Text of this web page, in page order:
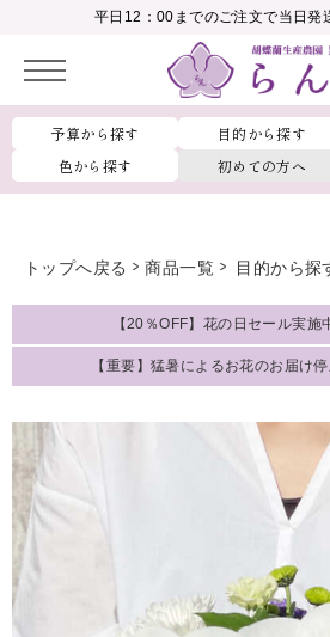
平日12：00までのご注文で当日発
予算から探す 目的から探す
色から探す
初めての方へ
会員ランク：
トップへ戻る 商品一覧 目的から探
【20％OFF】花の日セール実施
【重要】猛暑によるお花のお届け